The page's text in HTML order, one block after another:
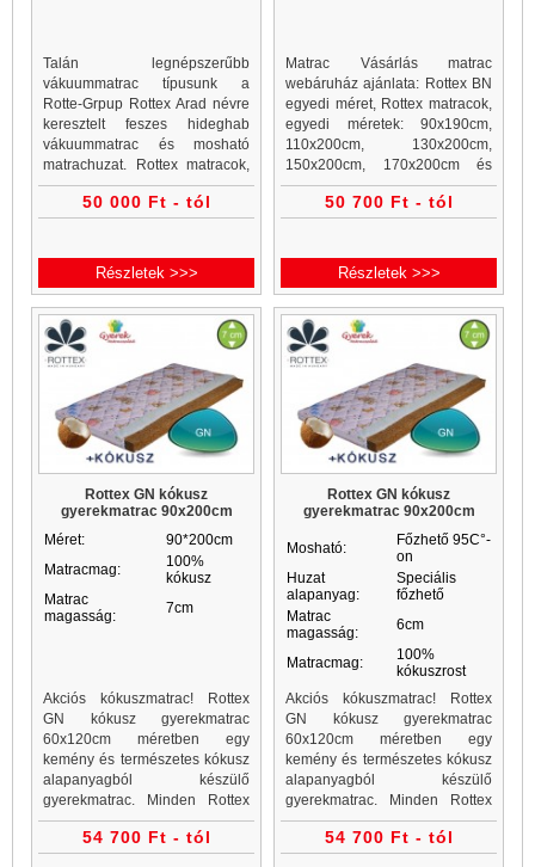
Talán legnépszerűbb
vákuummatrac típusunk a
Rotte-Grpup Rottex Arad névre
keresztelt feszes hideghab
vákuummatrac és mosható
matrachuzat. Rottex matracok,
vákuummatrac webáruház és
vákuummatrac rendelés egy
50 000 Ft - tól
Részletek >>>
Matrac Vásárlás matrac
webáruház ajánlata: Rottex BN
egyedi méret, Rottex matracok,
egyedi méretek: 90x190cm,
110x200cm, 130x200cm,
150x200cm, 170x200cm és
egyéb egyedi méretek. Bonell
matrac vásárlás a Matrac
50 700 Ft - tól
Részletek >>>
Rottex GN kókusz
gyerekmatrac 90x200cm
Méret:
90*200cm
Matracmag:
100%
kókusz
Matrac
magasság:
7cm
Akciós kókuszmatrac! Rottex
GN kókusz gyerekmatrac
60x120cm méretben egy
kemény és természetes kókusz
alapanyagból készülő
gyerekmatrac. Minden Rottex
kókuszmatrac, gyerekmatrac és
gyerekmatracok a Matrac
54 700 Ft - tól
Rottex GN kókusz
gyerekmatrac 90x200cm
Mosható:
Főzhető 95C°-
on
Huzat
alapanyag:
Speciális
főzhető
Matrac
magasság:
6cm
Matracmag:
100%
kókuszrost
Akciós kókuszmatrac! Rottex
GN kókusz gyerekmatrac
60x120cm méretben egy
kemény és természetes kókusz
alapanyagból készülő
gyerekmatrac. Minden Rottex
kókuszmatrac, gyerekmatrac és
gyerekmatracok a Matrac
54 700 Ft - tól